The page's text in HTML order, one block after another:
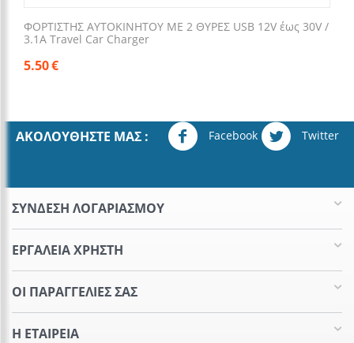
ΦΟΡΤΙΣΤΗΣ ΑΥΤΟΚΙΝΗΤΟΥ ΜΕ 2 ΘΥΡΕΣ USB 12V έως 30V /
3.1A Travel Car Charger
5.50€
ΑΚΟΛΟΥΘΉΣΤΕ ΜΑΣ : Facebook Twitter
ΣΥΝΔΕΣΗ ΛΟΓΑΡΙΑΣΜΟΥ​
ΕΡΓΑΛΕΊΑ ΧΡΉΣΤΗ
ΟΙ ΠΑΡΑΓΓΕΛΊΕΣ​ ΣΑΣ
Η ΕΤΑΙΡΕΊΑ​